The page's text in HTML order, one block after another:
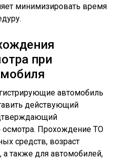
минимизировать время
при
автомобиль
действующий
осмотра. Прохождение ТО
средств, возраст
также для автомобилей,